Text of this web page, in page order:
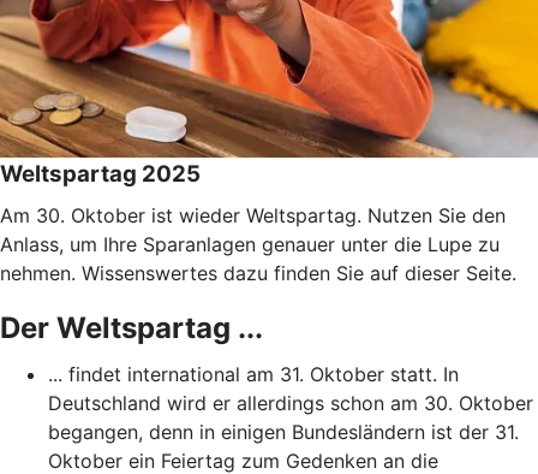
Weltspartag 2025
Am 30. Oktober ist wieder Weltspartag. Nutzen Sie den
Anlass, um Ihre Sparanlagen genauer unter die Lupe zu
nehmen. Wissenswertes dazu finden Sie auf dieser Seite.
Der Weltspartag ...
... findet international am 31. Oktober statt. In
Deutschland wird er allerdings schon am 30. Oktober
begangen, denn in einigen Bundesländern ist der 31.
Oktober ein Feiertag zum Gedenken an die